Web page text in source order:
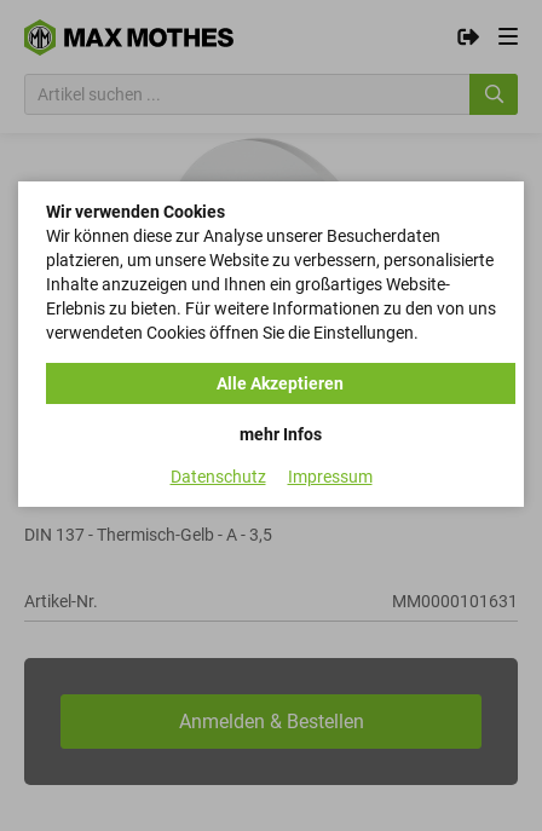
Federscheiben
DIN 137 - Thermisch-Gelb - A - 3,5
Artikel-Nr. MM0000101631
Wir verwenden Cookies
Wir können diese zur Analyse unserer Besucherdaten
platzieren, um unsere Website zu verbessern, personalisierte
Inhalte anzuzeigen und Ihnen ein großartiges Website-
Erlebnis zu bieten. Für weitere Informationen zu den von uns
verwendeten Cookies öffnen Sie die Einstellungen.
mehr Infos
Alle Akzeptieren
Datenschutz Impressum